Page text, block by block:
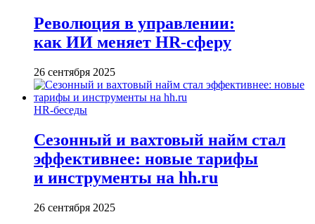
Революция в управлении:
как ИИ меняет HR-сферу
26 сентября 2025
HR-беседы
Сезонный и вахтовый найм стал
эффективнее: новые тарифы
и инструменты на hh.ru
26 сентября 2025